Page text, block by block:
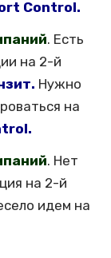
Control.
. Есть
на 2-й
Нужно
на
. Нет
на 2-й
идем на